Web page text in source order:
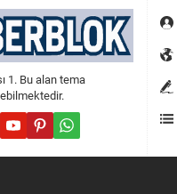
1. Bu alan tema